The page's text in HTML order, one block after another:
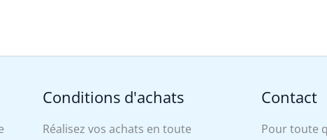
Conditions d'achats
Réalisez vos achats en toute
Contact
Pour toute